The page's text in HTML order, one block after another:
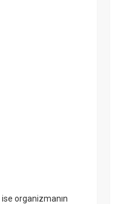
organizmanın